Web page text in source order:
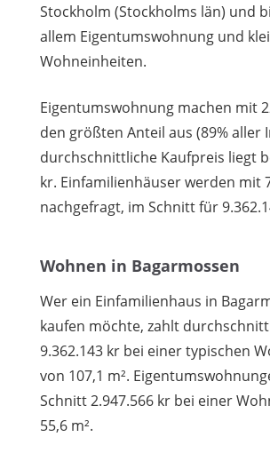
Stockholm (Stockholms län) und
allem Eigentumswohnung und
Wohneinheiten.
Eigentumswohnung machen mit
den größten Anteil aus (89% aller
durchschnittliche Kaufpreis liegt
kr. Einfamilienhäuser werden mit
nachgefragt, im Schnitt für
Wohnen in Bagarmossen
Wer ein Einfamilienhaus in
kaufen möchte, zahlt
9.362.143 kr bei einer typischen
von 107,1 m².
Schnitt 2.947.566 kr bei einer
55,6 m².